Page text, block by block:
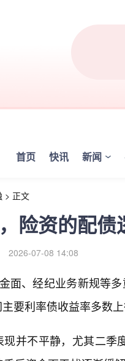
首页 快讯 新闻
> 正文
险资的配债
2026-07-08 14:08
面、经纪业务新规等
要利率债收益率多数
并不平静，尤其二